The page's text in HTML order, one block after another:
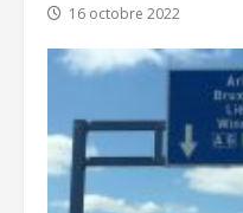
16 octobre 2022